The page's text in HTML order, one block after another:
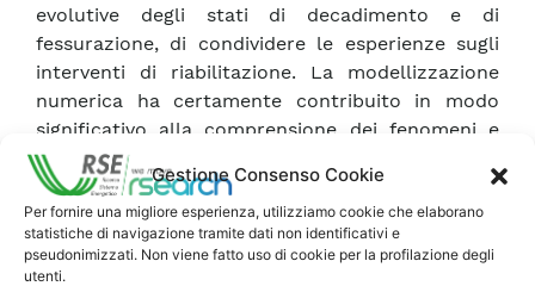
Gestione Consenso Cookie
Per fornire una migliore esperienza, utilizziamo cookie che elaborano
statistiche di navigazione tramite dati non identificativi e
pseudonimizzati. Non viene fatto uso di cookie per la profilazione degli
utenti.
evolutive degli stati di decadimento e di
fessurazione, di condividere le esperienze sugli
interventi di riabilitazione. La modellizzazione
numerica ha certamente contribuito in modo
significativo alla comprensione dei fenomeni e
alla valutazione del comportamento strutturale
in funzione delle azioni applicate. Alcuni dei
problemi sopra menzionati sono stati temi dei
Benchmark proposti dal Comitato Tecnico ICOLD
“Computational Aspects of Analysis and Design of